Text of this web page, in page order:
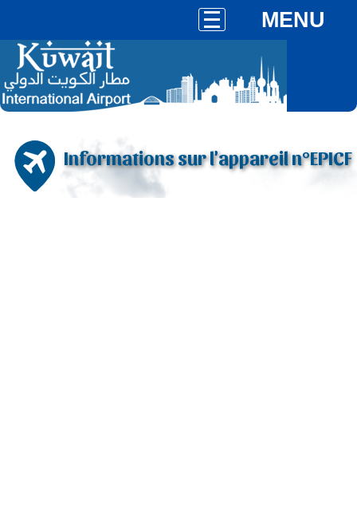
MENU
Informations sur l'appareil n°EPICF